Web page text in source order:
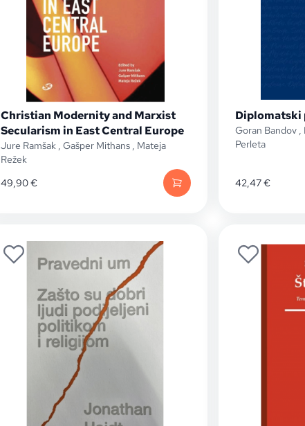
Christian Modernity and Marxist
Secularism in East Central Europe
Jure Ramšak , Gašper Mithans , Mateja
Režek
49,90€
Diplomatski
Goran Bandov,
Perleta
42,47€